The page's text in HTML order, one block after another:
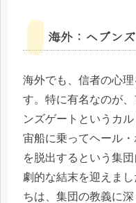
海外：ヘブン
海外でも、信者の心
す。特に有名なのが
ンズゲートというカ
宙船に乗ってヘール
を脱出するという集
劇的な結末を迎えま
ちは、集団の教義に